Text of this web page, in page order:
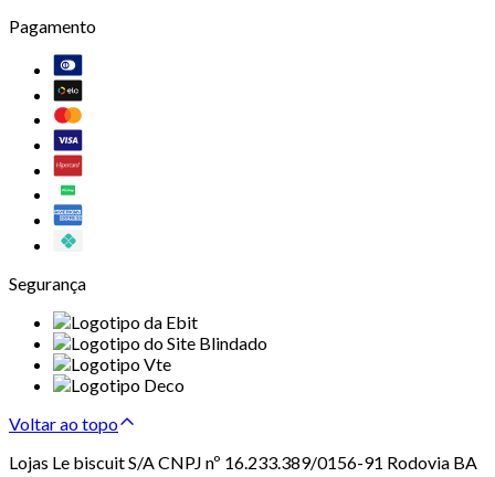
Pagamento
Segurança
Voltar ao topo
Lojas Le biscuit S/A CNPJ nº 16.233.389/0156-91 Rodovia BA